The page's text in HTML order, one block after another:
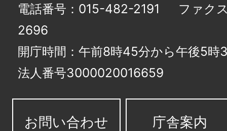
電話番号：015-482-2191
ファク
2696
開庁時間：午前8時45分から午後5時
法人番号3000020016659
お問い合わせ 庁舎案内